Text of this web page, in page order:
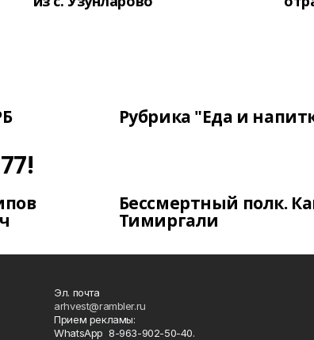
Рубрика "Еда и
Бессмертный полк.
Тимиргали
Эл. почта
arhvest@rambler.ru
Прием рекламы:
WhatsApp 8-963-902-50-40.